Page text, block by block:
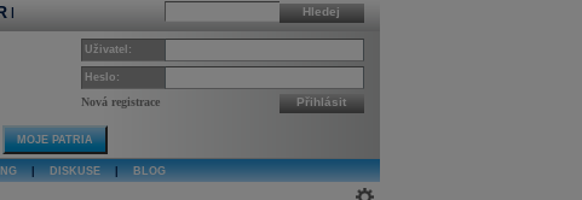
Hledej
|
Uživatel:
Heslo:
Nová registrace Přihlásit
MOJE PATRIA
DISKUSE BLOG